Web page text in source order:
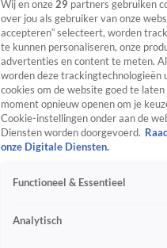
Wij en onze 29 partners gebruiken
over jou als gebruiker van onze
accepteren” selecteert, worden
te kunnen personaliseren, onze
advertenties en content te meten.
worden deze trackingtechnologieën
cookies om de website goed te
moment opnieuw openen om je
Cookie-instellingen onder aan de
Diensten worden doorgevoerd.
onze Digitale Diensten.
Functioneel & Essentieel
Analytisch